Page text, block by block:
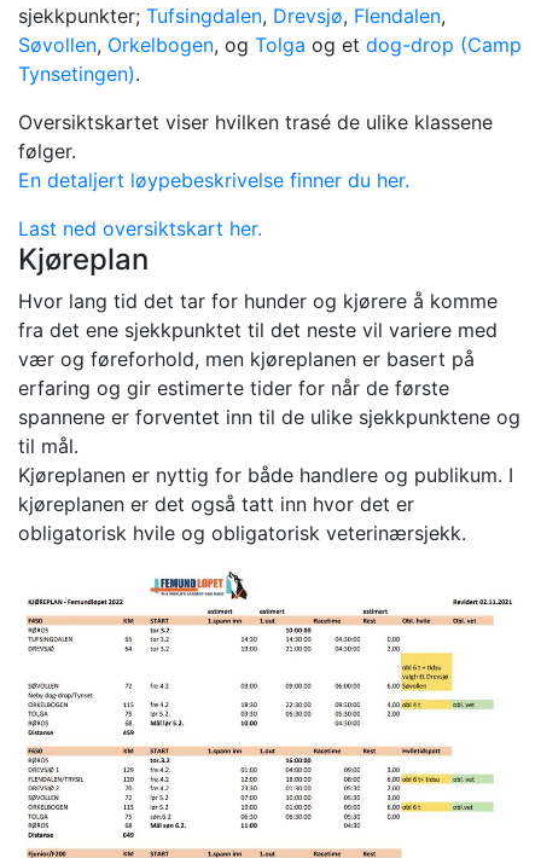
sjekkpunkter; Tufsingdalen, Drevsjø, Flendalen,
Søvollen, Orkelbogen, og Tolga og et dog-drop (Camp
Tynsetingen).
Oversiktskartet viser hvilken trasé de ulike klassene
følger.
En detaljert løypebeskrivelse finner du her.
Last ned oversiktskart her.
Kjøreplan
Hvor lang tid det tar for hunder og kjørere å komme
fra det ene sjekkpunktet til det neste vil variere med
vær og føreforhold, men kjøreplanen er basert på
erfaring og gir estimerte tider for når de første
spannene er forventet inn til de ulike sjekkpunktene og
til mål.
Kjøreplanen er nyttig for både handlere og publikum. I
kjøreplanen er det også tatt inn hvor det er
obligatorisk hvile og obligatorisk veterinærsjekk.